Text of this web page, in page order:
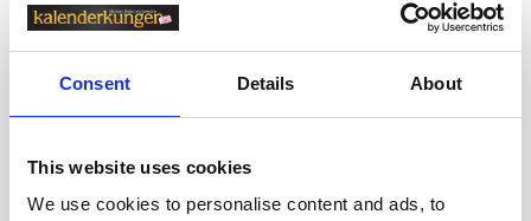
Consent Details About
This website uses cookies
We use cookies to personalise content and ads, to
I dag används orden nästan som synonymer. Historiskt
innehöll almanackor mer information som namnsdagar
och astronomisk data, medan kalender främst syftade
på datumöversikt. Men idag är det ingen skillnad när
Vad är bäst - veckokalender eller månadsöversikt?